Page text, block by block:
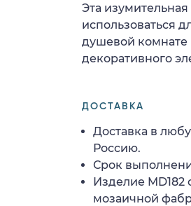
Эта
использоваться
душевой комнате
декоративного
ДОСТАВКА
Доставка в
Россию.
Срок
Изделие MD182
мозаичной